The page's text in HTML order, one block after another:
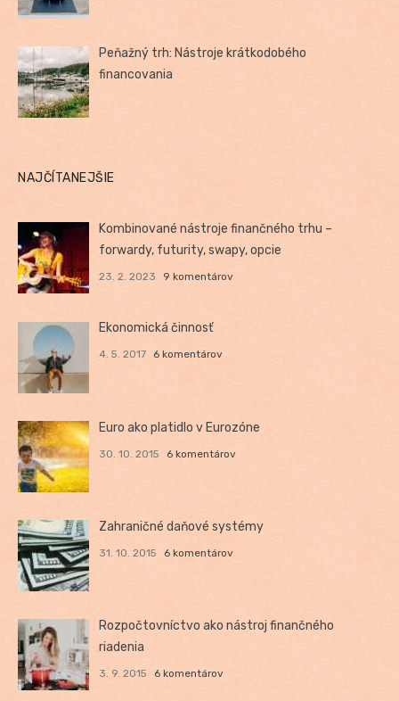
Peňažný trh: Nástroje krátkodobého
financovania
NAJČÍTANEJŠIE
Kombinované nástroje finančného trhu –
forwardy, futurity, swapy, opcie
23. 2. 2023 9 komentárov
Ekonomická činnosť
4. 5. 2017 6 komentárov
Euro ako platidlo v Eurozóne
30. 10. 2015 6 komentárov
Zahraničné daňové systémy
31. 10. 2015 6 komentárov
Rozpočtovníctvo ako nástroj finančného
riadenia
3. 9. 2015 6 komentárov